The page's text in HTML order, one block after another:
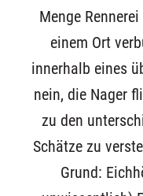
Menge
einem Ort
innerhalb eines
nein, die Nager
zu den
Schätze zu
Grund: